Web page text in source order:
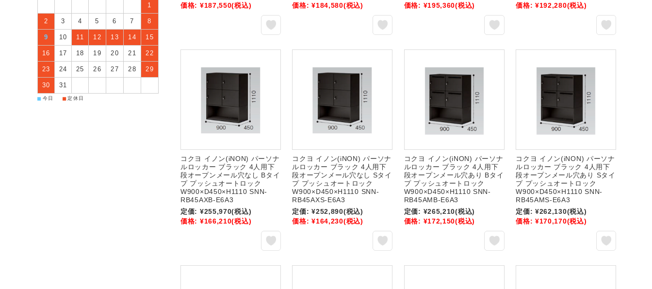
価格: ¥187,550(税込)
価格: ¥184,580(税込)
価格: ¥195,360(税込)
価格: ¥192,280(税込)
コクヨ イノン(iNON) パーソナ
ルロッカー ブラック 4人用下
段オープンメール穴なし Bタイ
プ プッシュオートロック
W900×D450×H1110 SNN-
RB45AXB-E6A3
定価: ¥255,970(税込)
価格: ¥166,210(税込)
コクヨ イノン(iNON) パーソナ
ルロッカー ブラック 4人用下
段オープンメール穴なし Sタイ
プ プッシュオートロック
W900×D450×H1110 SNN-
RB45AXS-E6A3
定価: ¥252,890(税込)
価格: ¥164,230(税込)
コクヨ イノン(iNON) パーソナ
ルロッカー ブラック 4人用下
段オープンメール穴あり Bタイ
プ プッシュオートロック
W900×D450×H1110 SNN-
RB45AMB-E6A3
定価: ¥265,210(税込)
価格: ¥172,150(税込)
コクヨ イノン(iNON) パーソナ
ルロッカー ブラック 4人用下
段オープンメール穴あり Sタイ
プ プッシュオートロック
W900×D450×H1110 SNN-
RB45AMS-E6A3
定価: ¥262,130(税込)
価格: ¥170,170(税込)
1
2 3 4 5 6 7 8
9 10 11 12 13 14 15
16 17 18 19 20 21 22
23 24 25 26 27 28 29
30 31
■ 今日 ■ 定休日